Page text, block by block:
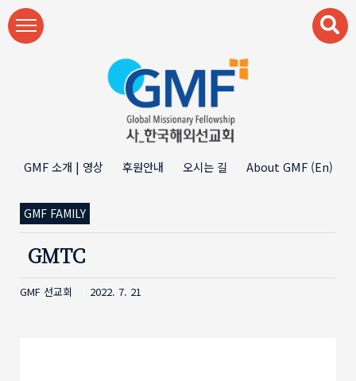
본문 바로가기
GMF 소개 | 영상 후원안내 오시는 길 About GMF (En)
GMF FAMILY
GMTC
GMF 선교회 2022. 7. 21